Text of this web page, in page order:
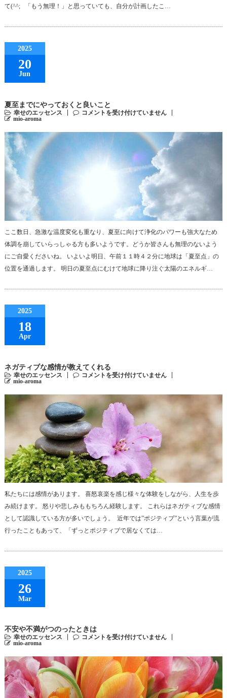
て(^^; 「もう無理！」と思っていても、自分が計画したこ…
2025
20
Jun
夏至までにやっておくと良いこと
幸せのエッセンス
コメントを受け付けていません
mio-aroma
ここ数日、急激な温度変化も重なり、夏至に向けて浄化のパワーも強大なため
体調を崩していらっしゃる方も多いようです。どうか皆さんも無理のないよう
にご自愛くださいね。 いよいよ明日、午前１１時４２分に地球は「夏至点」の
位置を通過します。 明日の夏至点にむけて地球に降り注ぐ太陽のエネルギ…
2025
18
Apr
ネガティブな感情が教えてくれる
幸せのエッセンス
コメントを受け付けていません
mio-aroma
私たちには感情があります。 喜怒哀楽を感じ様々な体験をしながら、人生を歩
み続けます。 怒りや悲しみももちろん経験します。 これらはネガティブな感情
として認識している方が多いでしょう。 近年では”ポジティブ”という言葉が流
行ったこともあって、「ずっとポジティブで居なくては…
2025
26
Mar
不安や不満がつのったときは
幸せのエッセンス
コメントを受け付けていません
mio-aroma